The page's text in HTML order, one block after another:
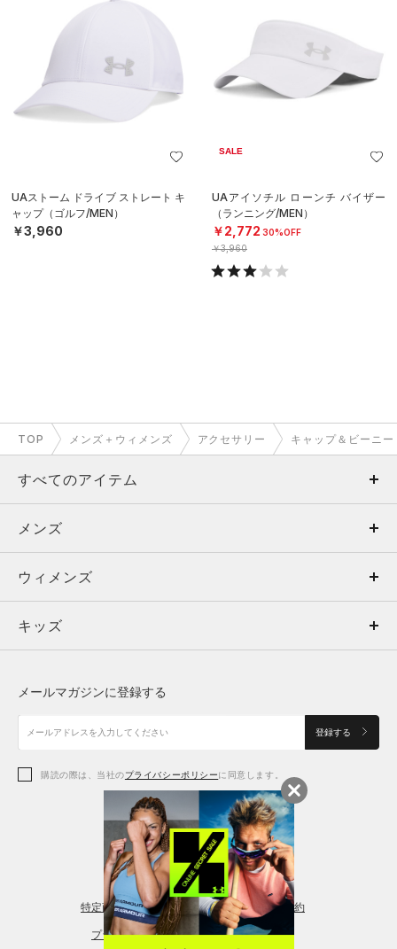
UAストーム ドライブ ストレート キ
ャップ（ゴルフ/MEN）
￥3,960
SALE
UAアイソチル ローンチ バイザー
（ランニング/MEN）
￥2,772 30%OFF
￥3,960
TOP メンズ＋ウィメンズ アクセサリー キャップ＆ビーニー
すべてのアイテム
メンズ
ウィメンズ
キッズ
アクセサリー
メンズ
トップス
ボトムス
アクセサリー
ウィメンズ
トップス
シューズ
アクセサリー
レギンス＆タイツ
キッズ
シューズ
メールマガジンに登録する
登録する
購読の際は、当社のプライバシーポリシーに同意します。
特定商取引法に基づく通販の表記 会員規約
プライバシーポリシー